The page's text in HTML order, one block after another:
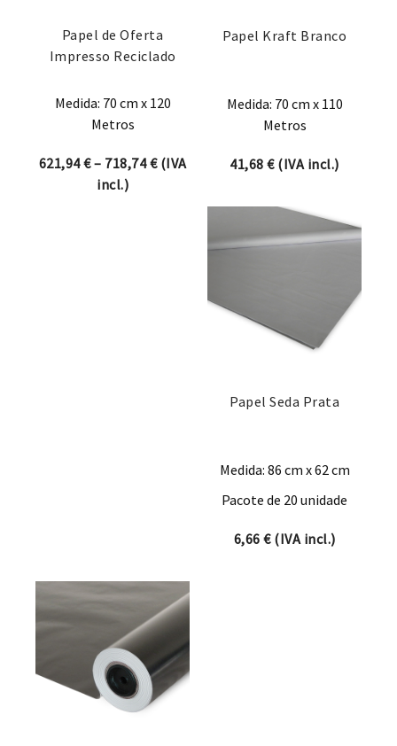
Papel de Oferta
Impresso Reciclado
Medida: 70 cm x 120
Metros
621,94€– 718,74€Price range: 621,94 € through 718,74
(IVA
incl.)
Papel Kraft Branco
Medida: 70 cm x 110
Metros
41,68€(IVA incl.)
Papel Seda Prata
Medida: 86 cm x 62 cm
Pacote de 20 unidade
6,66 €(IVA incl.)